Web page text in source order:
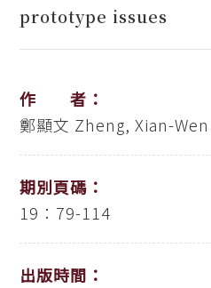
prototype issues
作 者：
鄭顯文 Zheng, Xian-Wen
期別頁碼：
19：79-114
出版時間：